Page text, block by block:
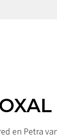
en Petra